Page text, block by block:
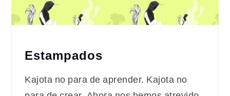
Estampados
Kajota no para de aprender. Kajota no